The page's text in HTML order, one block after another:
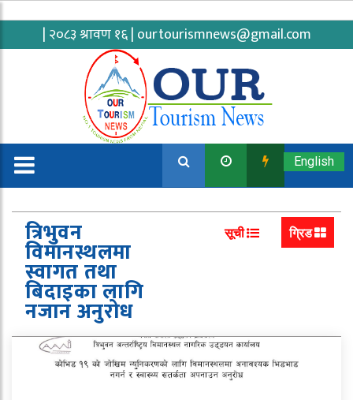
| २०८३ श्रावण १६ | ourtourismnews@gmail.com
English
त्रिभुवन
विमानस्थलमा
स्वागत तथा
बिदाइका लागि
नजान अनुरोध
सूची ग्रिड